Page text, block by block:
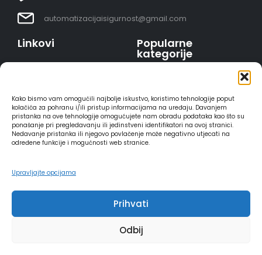
Kako bismo vam omogućili najbolje iskustvo, koristimo tehnologije poput
kolačića za pohranu i/ili pristup informacijama na uređaju. Davanjem
pristanka na ove tehnologije omogućujete nam obradu podataka kao što su
ponašanje pri pregledavanju ili jedinstveni identifikatori na ovoj stranici.
Nedavanje pristanka ili njegovo povlačenje može negativno utjecati na
određene funkcije i mogućnosti web stranice.
Upravljajte opcijama
Prihvati
Odbij
automatizacijaisigurnost@gmail.com
Linkovi
Sigurno plaćanje
karticama
Dostava
Načini plaćanja
Raskid ugovora
Popularne
kategorije
Video nadzor - kompleti
AJAX alarmi
HIKVISION portafoni
REOLINK kamere
DVC portafoni
2025 - Automatizacija i sigurnost